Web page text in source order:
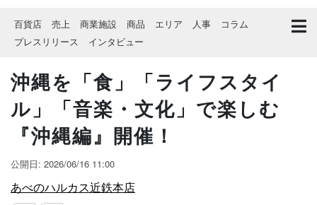
百貨店 売上 商業施設 商品 エリア 人事
コラム
プレスリリース
インタビュー
沖縄を「食」「ライフスタイ
ル」「音楽・文化」で楽しむ
『沖縄編』開催！
公開日: 2026/06/16 11:00
あべのハルカス近鉄本店